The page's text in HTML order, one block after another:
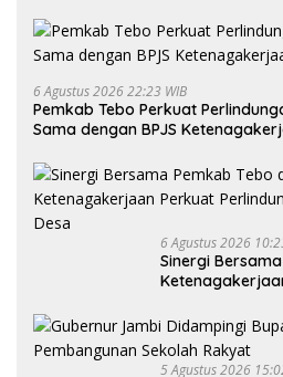
6 Agustus 2026 22:23 WIB
Pemkab Tebo Perkuat
Sama dengan BPJS
6 Agustus 2026
Sinergi
5 Agustus 2026